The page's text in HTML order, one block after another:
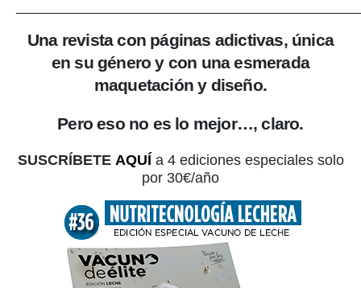
Una revista con páginas adictivas, única
en su género y con una esmerada
maquetación y diseño.
Pero eso no es lo mejor…, claro.
SUSCRÍBETE AQUÍ a 4 ediciones especiales solo
por 30€/año